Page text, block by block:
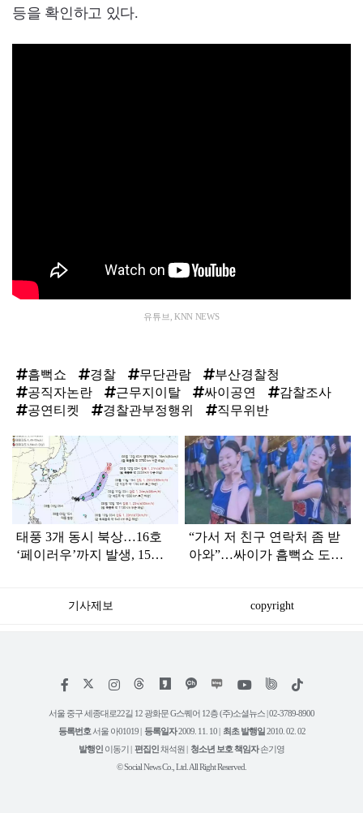
등을 확인하고 있다.
유튜브, KNN NEWS
흠뻑쇼 경찰 무단관람
부산경찰청
공직자논란
근무지이탈 싸이공연
감찰조사
공연티켓
경찰관부정행위 직무위반
탑
라
태풍 3개 동시 북상…16호
‘페이러우’까지 발생, 15호
“가서 저 친구 연락처 좀 받
아와”…싸이가 흠뻑쇼 도중
기사제보 copyright
페
스
북
인
타
그
램
위
트
리
유
튜
틱
서울 중구 세종대로22길 12 광화문 G스퀘어 12층 (주)소셜뉴스 | 02-3789-8900
등록번호 서울 아01019 | 등록일자2009. 11. 10 | 최초 발행일2010. 02. 02
발행인 이동기 | 편집인채석원 | 청소년 보호 책임자손기영
© Social News Co., Ltd. All Right Reserved.